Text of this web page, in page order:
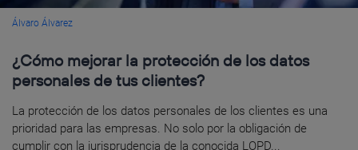
Álvaro Álvarez
¿Cómo mejorar la protección de los datos
personales de tus clientes?
La protección de los datos personales de los clientes es una
prioridad para las empresas. No solo por la obligación de
cumplir con la jurisprudencia de la conocida LOPD...